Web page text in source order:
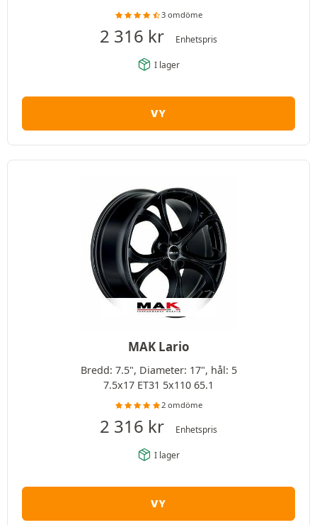
3 omdöme
2 316 kr Enhetspris
I lager
VY
MAK Lario
Bredd: 7.5", Diameter: 17", hål: 5
7.5x17 ET31 5x110 65.1
2 omdöme
2 316 kr Enhetspris
I lager
VY